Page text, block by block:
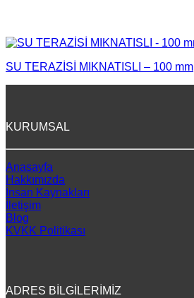
SU TERAZİSİ MIKNATISLI – 100 mm
KURUMSAL
Anasayfa
Hakkımızda
İnsan Kaynakları
İletişim
Blog
KVKK Politikası
ADRES BİLGİLERİMİZ